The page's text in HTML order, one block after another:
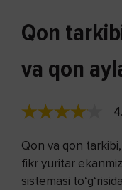
Qon
va qon
Qon va qon
fikr yuritar
sistemasi